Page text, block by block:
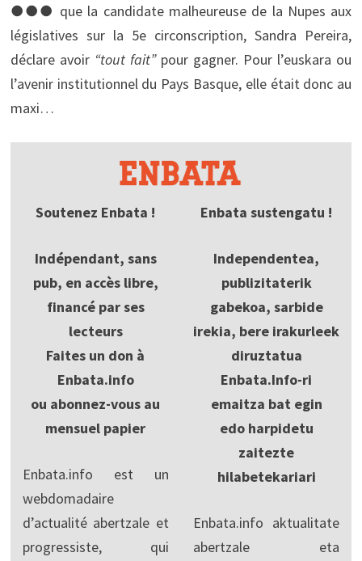
●●● que la candidate malheureuse de la Nupes aux
législatives sur la 5e circonscription, Sandra Pereira,
déclare avoir “tout fait”pour gagner. Pour l’euskara ou
l’avenir institutionnel du Pays Basque, elle était donc au
maxi…
Soutenez Enbata !
Indépendant, sans
pub, en accès libre,
financé par ses
lecteurs
Faites un don à
Enbata.info
ou abonnez-vous au
mensuel papier
Enbata.info est un
webdomadaire
d’actualité abertzale et
progressiste, qui
Enbata sustengatu !
Independentea,
publizitaterik
gabekoa, sarbide
irekia, bere irakurleek
diruztatua
Enbata.Info-ri
emaitza bat egin
edo harpidetu
zaitezte
hilabetekariari
Enbata.info aktualitate
abertzale eta